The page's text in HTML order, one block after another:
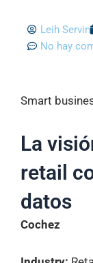
Leih Servin
No hay
Smart
La
retail
datos
Cochez